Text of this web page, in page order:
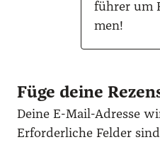
füh­rer um
men!
Füge deine
Deine E-Mail-Adresse
Erforderliche Felder